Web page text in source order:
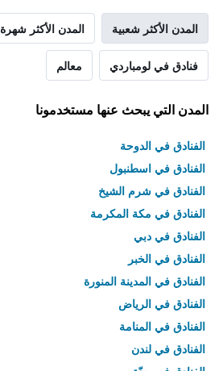
المدن الأكثر شعبية المدن الأكثر شهرة
فنادق في لومباردي معالم
المدن التي يبحث عنها مستخدمونا
الفنادق في الدوحة
الفنادق في اسطنبول
الفنادق في شرم الشيخ
الفنادق في مكة المكرمة
الفنادق في دبي
الفنادق في الخبر
الفنادق في المدينة المنورة
الفنادق في الرياض
الفنادق في المنامة
الفنادق في لندن